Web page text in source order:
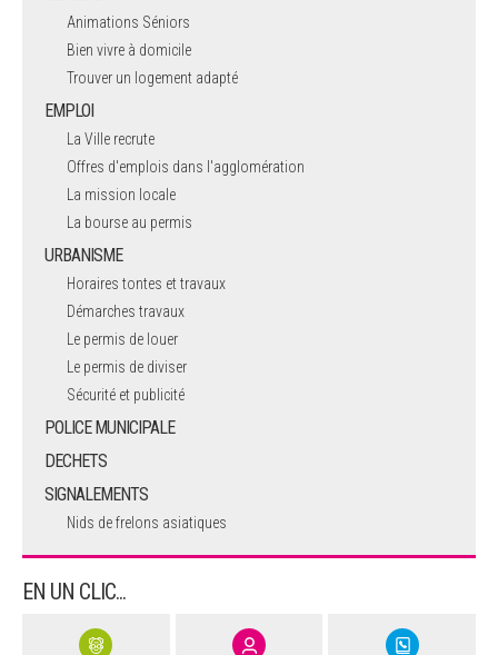
Animations Séniors
Bien vivre à domicile
Trouver un logement adapté
EMPLOI
La Ville recrute
Offres d'emplois dans l'agglomération
La mission locale
La bourse au permis
URBANISME
Horaires tontes et travaux
Démarches travaux
Le permis de louer
Le permis de diviser
Sécurité et publicité
POLICE MUNICIPALE
DECHETS
SIGNALEMENTS
Nids de frelons asiatiques
EN UN CLIC...